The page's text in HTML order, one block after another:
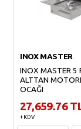
INOX MASTER
INOX MASTER 5
ALTTAN
OCAĞI
27,659.76
+ KDV